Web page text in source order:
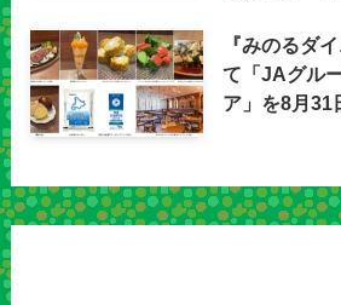
『みのるダ
て「JAグル
ア」を8月31